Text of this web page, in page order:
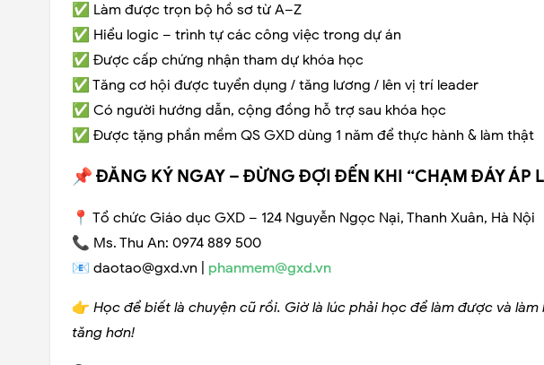
✅ Làm được trọn bộ hồ sơ từ A–Z
✅ Hiểu logic – trình tự các công việc trong dự án
✅ Được cấp chứng nhận tham dự khóa học
✅ Tăng cơ hội được tuyển dụng / tăng lương / lên vị trí leader
✅ Có người hướng dẫn, cộng đồng hỗ trợ sau khóa học
✅ Được tặng phần mềm QS GXD dùng 1 năm để thực hành & làm thật
📌 ĐĂNG KÝ NGAY – ĐỪNG ĐỢI ĐẾN KHI “CHẠM ĐÁY ÁP
📍 Tổ chức Giáo dục GXD – 124 Nguyễn Ngọc Nại, Thanh Xuân, Hà Nội
📞 Ms. Thu An: 0974 889 500
📧 daotao@gxd.vn | phanmem@gxd.vn
👉 Học để biết là chuyện cũ rồi. Giờ là lúc phải học để làm được và
tăng hơn!